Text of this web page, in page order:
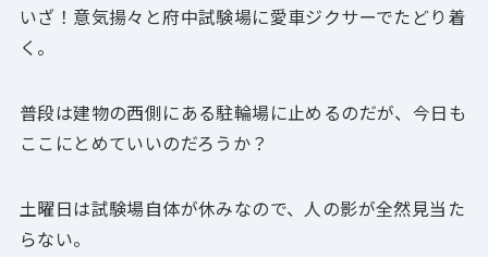
いざ！意気揚々と府中試験場に愛車ジクサーでたどり着
く。
普段は建物の西側にある駐輪場に止めるのだが、今日も
ここにとめていいのだろうか？
土曜日は試験場自体が休みなので、人の影が全然見当た
らない。